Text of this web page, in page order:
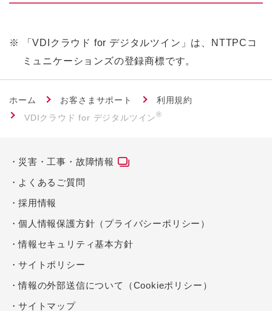
※
「VDIクラウド for デジタルツイン」は、NTTPCコ
ミュニケーションズの登録商標です。
ホーム お客さまサポート
利用規約
VDIクラウド for デジタルツイン®
災害・工事・故障情報
よくあるご質問
採用情報
個人情報保護方針（プライバシーポリシー）
情報セキュリティ基本方針
サイトポリシー
情報の外部送信について（Cookieポリシー）
サイトマップ